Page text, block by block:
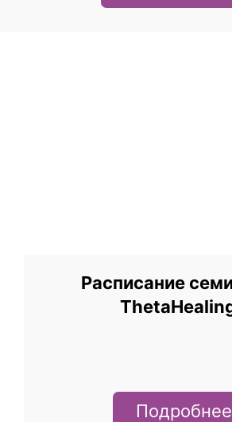
Расписание
Подробнее